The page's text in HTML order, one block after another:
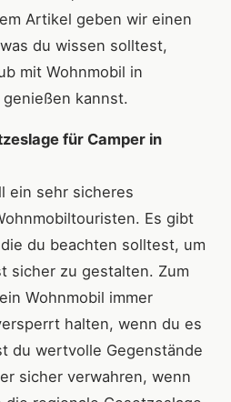
Artikel geben wir einen
du wissen solltest,
mit Wohnmobil in
kannst.
für Camper in
ein sehr sicheres
Es gibt
du beachten solltest, um
sicher zu gestalten. Zum
Wohnmobil immer
halten, wenn du es
du wertvolle Gegenstände
sicher verwahren, wenn